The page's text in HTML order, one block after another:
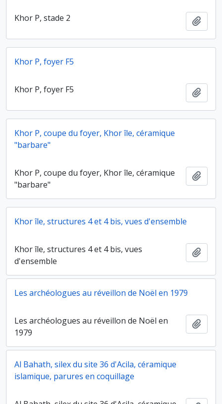
Khor P, stade 2
Khor P, foyer F5
Khor P, foyer F5
Khor P, coupe du foyer, Khor île, céramique
"barbare"
Khor P, coupe du foyer, Khor île, céramique
"barbare"
Khor île, structures 4 et 4 bis, vues d'ensemble
Khor île, structures 4 et 4 bis, vues
d'ensemble
Les archéologues au réveillon de Noël en 1979
Les archéologues au réveillon de Noël en
1979
Al Bahath, silex du site 36 d'Acila, céramique
islamique, parures en coquillage